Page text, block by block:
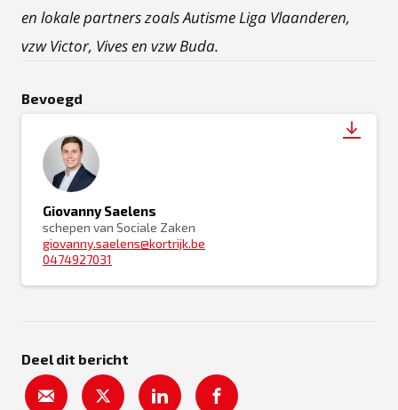
en lokale partners zoals Autisme Liga Vlaanderen,
vzw Victor, Vives en vzw Buda.
Bevoegd
Giovanny Saelens
schepen van Sociale Zaken
giovanny.saelens@kortrijk.be
0474927031
Deel dit bericht